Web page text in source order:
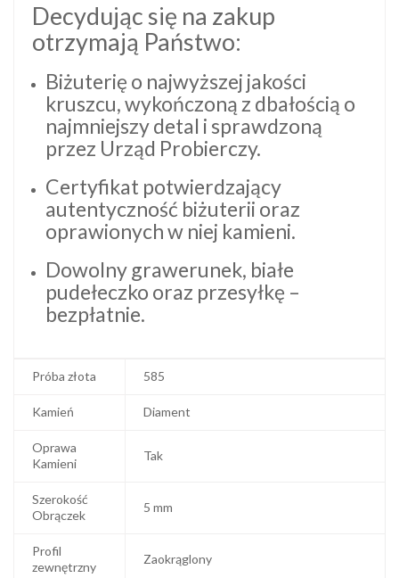
Decydując się na zakup
otrzymają Państwo:
Biżuterię o najwyższej jakości
kruszcu, wykończoną z dbałością o
najmniejszy detal i sprawdzoną
przez Urząd Probierczy.
Certyfikat potwierdzający
autentyczność biżuterii oraz
oprawionych w niej kamieni.
Dowolny grawerunek, białe
pudełeczko oraz przesyłkę –
bezpłatnie.
Próba złota 585
Kamień Diament
Oprawa
Kamieni
Tak
Szerokość
Obrączek
5 mm
Profil
zewnętrzny
Zaokrąglony